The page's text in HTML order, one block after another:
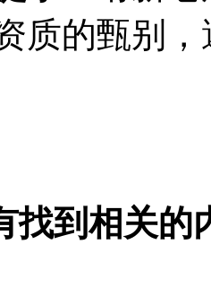
质的甄别
找到相关的